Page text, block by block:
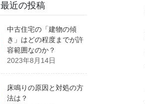
最近の投稿
中古住宅の「建物の傾
き」はどの程度までが許
容範囲なのか？
2023年8月14日
床鳴りの原因と対処の方
法は？